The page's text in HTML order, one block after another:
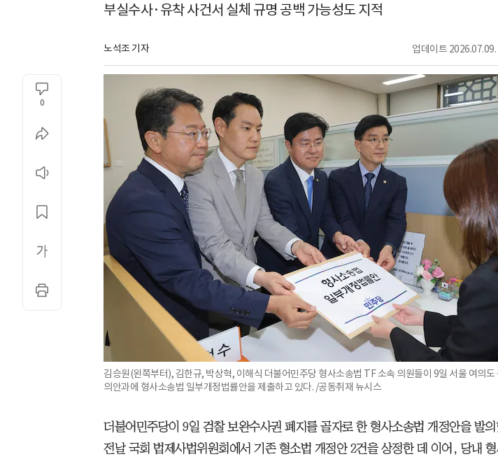
부실수사·유착 사건서 실체 규명 공백 가능성도 지적
노석조 기자 업데이트
0
김승원(왼쪽부터), 김한규, 박상혁, 이해식 더불어민주당 형사소송법 TF 소속 의원들이 9일 서울 여의도
의안과에 형사소송법 일부개정법률안을 제출하고 있다. /공동취재 뉴시스
더불어민주당이 9일 검찰 보완수사권 폐지를 골자로 한 형사소송법 개정안을 발
전날 국회 법제사법위원회에서 기존 형소법 개정안 2건을 상정한 데 이어, 당내